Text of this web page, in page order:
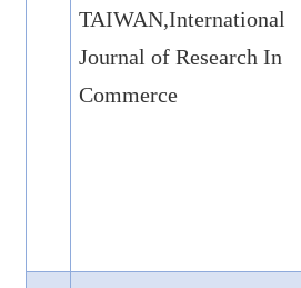
TAIWAN,International
Journal of Research In
Commerce